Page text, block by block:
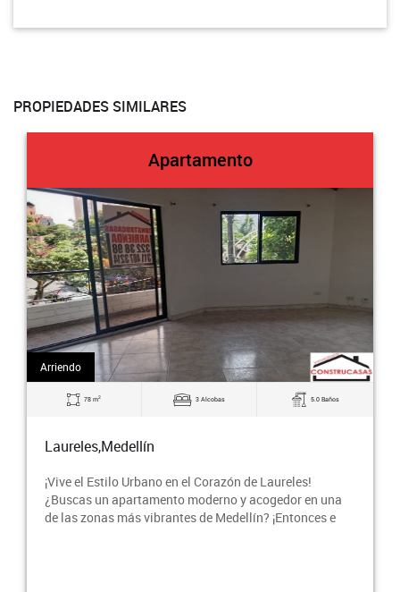
PROPIEDADES SIMILARES
Apartamento
Arriendo
78 m2 3 Alcobas 5.0 Baños
Laureles,Medellín
¡Vive el Estilo Urbano en el Corazón de Laureles!
¿Buscas un apartamento moderno y acogedor en una
de las zonas más vibrantes de Medellín? ¡Entonces e